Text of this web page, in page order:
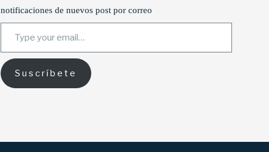
notificaciones de nuevos post por correo
Type your email…
Suscríbete